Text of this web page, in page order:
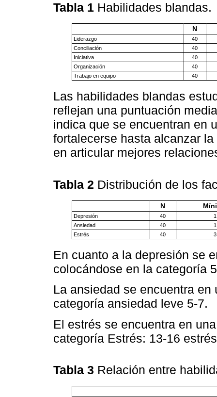
Tabla 1 Habilidades blandas.
N
Liderazgo
40
Conciliación
40
Iniciativa
40
Organización
40
Trabajo en equipo
40
Las habilidades blandas
reflejan una puntuación
indica que se encuentran en
fortalecerse hasta alcanzar
en articular mejores
Tabla 2 Distribución de los
N
Depresión 40
1
Ansiedad
40
1
Estrés
40 3
En cuanto a la depresión se
colocándose en la categoría
La ansiedad se encuentra
categoría ansiedad leve 5-7.
El estrés se encuentra en
categoría Estrés: 13-16
Tabla 3 Relación entre